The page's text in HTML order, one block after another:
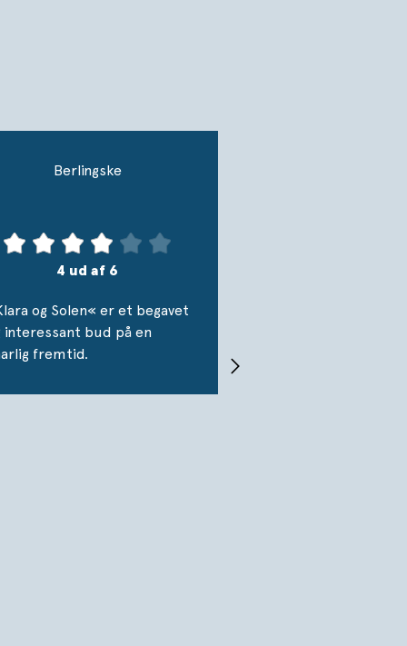
forbundethed
Berlingske
4 ud af 6
og Solen« er et begavet
interessant bud på en
fremtid.